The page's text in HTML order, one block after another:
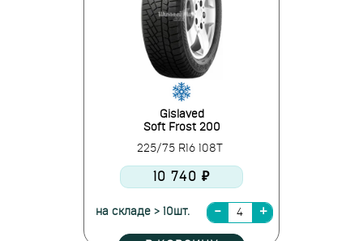
Gislaved
Soft Frost 200
225/75 R16 108T
10 740 ₽
на складе > 10шт.